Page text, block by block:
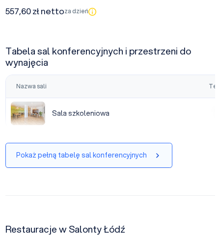
557,60 zł nettoza dzień
Tabela sal konferencyjnych i przestrzeni do
wynajęcia
Nazwa sali
Sala szkoleniowa
Sala szkoleniowa
Pokaż pełną tabelę sal konferencyjnych
Restauracje w Salonty Łódź